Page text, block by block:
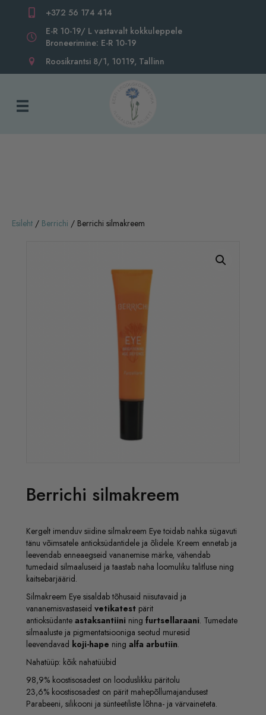
+372 56 174 414
E-R 10-19/ L vastavalt kokkuleppele
Broneerimine: E-R 10-19
Roosikrantsi 8/1, 10119, Tallinn
Esileht / Berrichi / Berrichi silmakreem
Berrichi silmakreem
Kergelt imenduv siidine silmakreem Eye toidab nahka sügavuti
tänu võimsatele antioksüdantidele ja õlidele. Kreem ennetab ja
leevendab enneaegseid vananemise märke, vähendab
tumedaid silmaaluseid ja taastab naha loomuliku talitluse ning
kaitsebarjäärid.
Silmakreem Eye sisaldab tõhusaid niisutavaid ja
vananemisvastaseid vetikatest pärit
antioksüdante astaksantiini ning furtsellaraani. Tumedate
silmaaluste ja pigmentatsiooniga seotud muresid
leevendavad koji-hape ning alfa arbutiin.
Nahatüüp: kõik nahatüübid
98,9% koostisosadest on looduslikku päritolu
23,6% koostisosadest on pärit mahepõllumajandusest
Parabeeni, silikooni ja sünteetiliste lõhna- ja värvaineteta.